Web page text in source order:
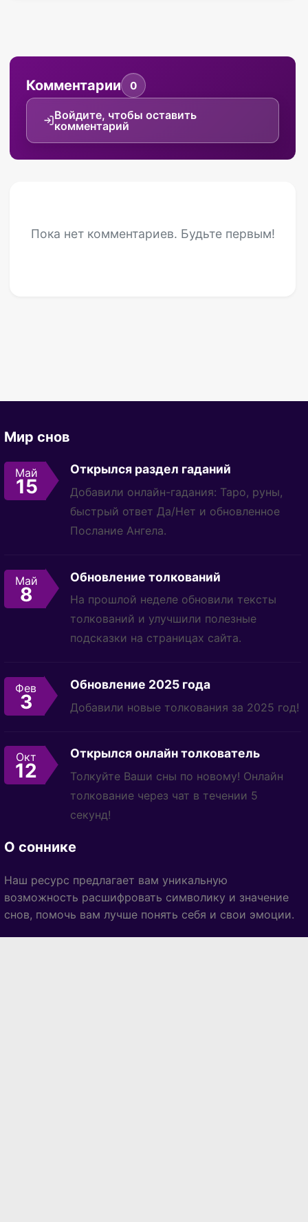
Комментарии 0
Войдите, чтобы оставить
комментарий
Пока нет комментариев. Будьте первым!
Мир снов
Май
15
Открылся раздел гаданий
Добавили онлайн-гадания: Таро, руны,
быстрый ответ Да/Нет и обновленное
Послание Ангела.
Май
8
Обновление толкований
На прошлой неделе обновили тексты
толкований и улучшили полезные
подсказки на страницах сайта.
Фев
3
Обновление 2025 года
Добавили новые толкования за 2025 год!
Окт
12
Открылся онлайн толкователь
Толкуйте Ваши сны по новому! Онлайн
толкование через чат в течении 5
секунд!
О соннике
Наш ресурс предлагает вам уникальную
возможность расшифровать символику и значение
снов, помочь вам лучше понять себя и свои эмоции.